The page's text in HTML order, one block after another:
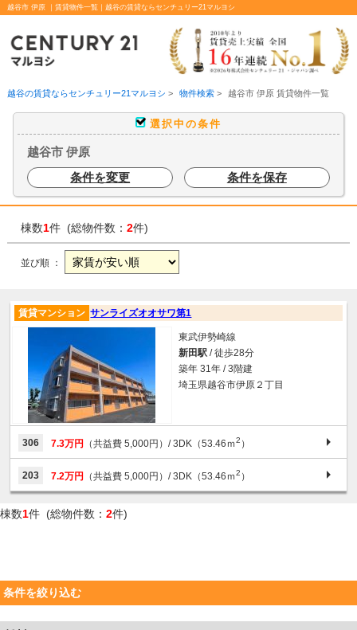
越谷市 伊原 ｜賃貸物件一覧｜越谷の賃貸ならセンチュリー21マルヨシ
越谷の賃貸ならセンチュリー21マルヨシ > 物件検索> 越谷市 伊原 賃貸物件一覧
選択中の条件
越谷市 伊原
条件を変更
条件を保存
棟数1件 (総物件数：2件)
並び順 ：
サンライズオオサワ第1
賃貸マンション
東武伊勢崎線
新田駅 / 徒歩28分
築年 31年 / 3階建
埼玉県越谷市伊原２丁目
306 7.3万円 （共益費 5,000円）/ 3DK（53.46ｍ2 ）
203 7.2万円 （共益費 5,000円）/ 3DK（53.46ｍ2 ）
棟数1件 (総物件数： 2件)
条件を絞り込む